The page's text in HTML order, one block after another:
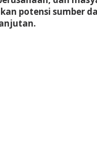
potensi sumber